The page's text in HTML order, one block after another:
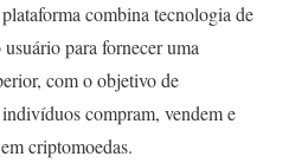
combina tecnologia de
para fornecer uma
com o objetivo de
compram, vendem e
criptomoedas.